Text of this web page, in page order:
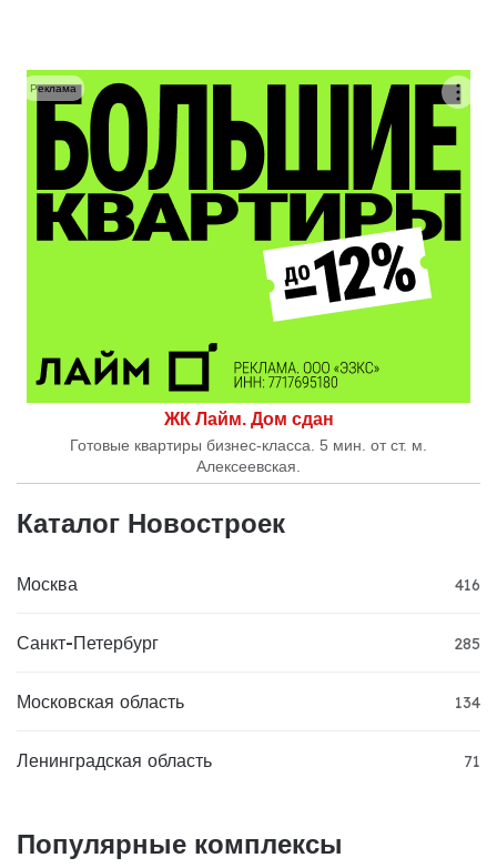
ЖК Лайм. Дом сдан
Готовые квартиры бизнес-класса. 5 мин. от ст. м.
Алексеевская.
Реклама
Каталог Новостроек
Москва 416
Санкт-Петербург 285
Московская область 134
Ленинградская область 71
Популярные комплексы